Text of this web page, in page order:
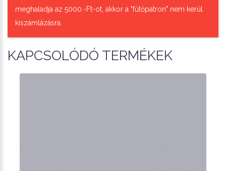
meghaladja az 5000.-Ft-ot, akkor a "fűtőpatron" nem kerül
kiszámlázásra.
KAPCSOLÓDÓ TERMÉKEK